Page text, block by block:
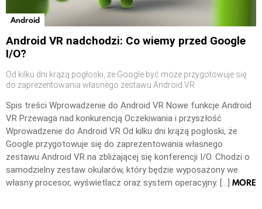
Android
Android VR nadchodzi: Co wiemy przed Google
I/O?
Od kilku dni krążą pogłoski, że Google być może przygotowuje się
do zaprezentowania własnego zestawu Android VR
Spis treści Wprowadzenie do Android VR Nowe funkcje Android
VR Przewaga nad konkurencją Oczekiwania i przyszłość
Wprowadzenie do Android VR Od kilku dni krążą pogłoski, że
Google przygotowuje się do zaprezentowania własnego
zestawu Android VR na zbliżającej się konferencji I/O. Chodzi o
samodzielny zestaw okularów, który będzie wyposażony we
własny procesor, wyświetlacz oraz system operacyjny. […] MORE